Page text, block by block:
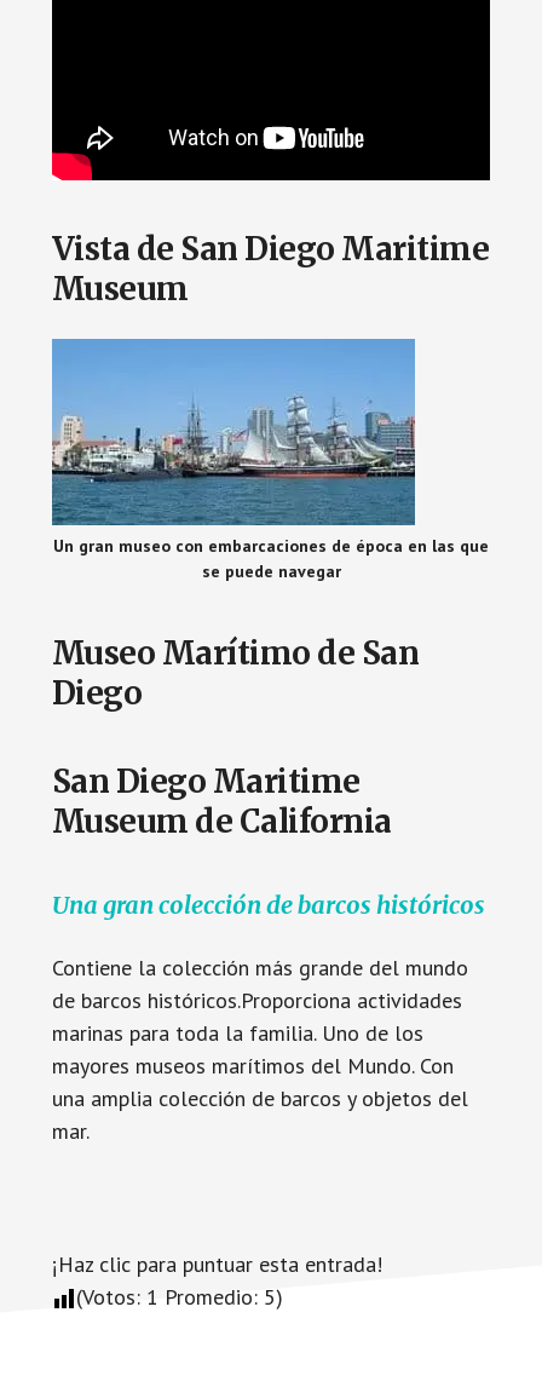
Vista de San Diego Maritime
Museum
Un gran museo con embarcaciones de época en las que
se puede navegar
Museo Marítimo de San
Diego
San Diego Maritime
Museum de California
Una gran colección de barcos históricos
Contiene la colección más grande del mundo
de barcos históricos.Proporciona actividades
marinas para toda la familia. Uno de los
mayores museos marítimos del Mundo. Con
una amplia colección de barcos y objetos del
mar.
¡Haz clic para puntuar esta entrada!
(Votos: 1 Promedio: 5)